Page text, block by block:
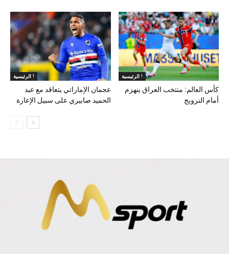
الرئيسية !
عجمان الإماراتي يتعاقد مع عبد
الحميد صابيري على سبيل الإعارة
الرئيسية !
كأس العالم: منتخب العراق ينهزم
أمام النرويج